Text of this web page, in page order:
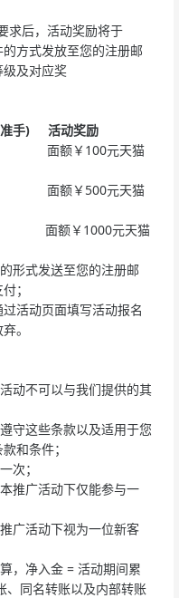
求后，活动奖励将于
方式发放至您的注册邮
及对应奖
手) 活动奖励
￥100元天猫
￥500元天猫
￥1000元天猫
形式发送至您的注册邮
；
活动页面填写活动报名
。
动不可以与我们提供的其
守这些条款以及适用于您
和条件；
次；
推广活动下仅能参与一
广活动下视为一位新客
，净入金 = 活动期间累
、同名转账以及内部转账